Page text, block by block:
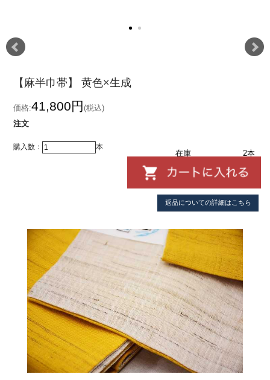
【麻半巾帯】 黄色×生成
価格:41,800円(税込)
注文
購入数： 本
在庫 2本
返品についての詳細はこちら